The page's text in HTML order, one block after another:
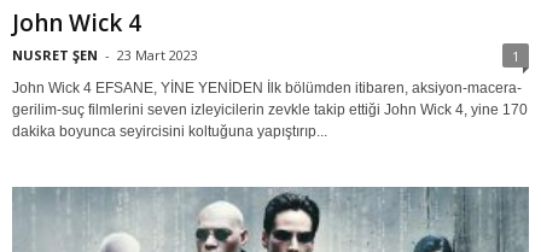
John Wick 4
NUSRET ŞEN - 23 Mart 2023 1
John Wick 4 EFSANE, YİNE YENİDEN İlk bölümden itibaren, aksiyon-macera-
gerilim-suç filmlerini seven izleyicilerin zevkle takip ettiği John Wick 4, yine 170
dakika boyunca seyircisini koltuğuna yapıştırıp...